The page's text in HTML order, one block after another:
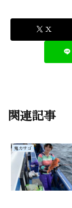
X
関連記事
鬼カサゴ